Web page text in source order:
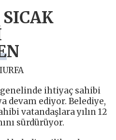
ihtiyaç sahibi
devam ediyor. Belediye,
vatandaşlara yılın 12
sürdürüyor.